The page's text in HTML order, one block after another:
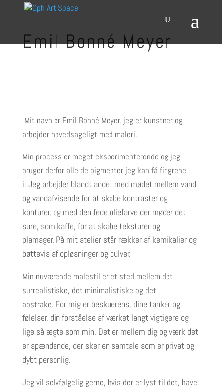
Emil Bonné Meyer
Mit navn er Emil Bonné Meyer, jeg er kunstner og
arbejder hovedsageligt med maleri.
Min process er meget eksperimenterende og jeg
bruger derfor alle de pigmenter jeg kan få fingrene
i. Jeg arbejder blandt andet med mødet mellem vand
og vandafvisende for at skabe kontraster og
konturer, og med den fede oliefarve der møder det
sure, som kaffe, for at skabe teksturer og
plamager. På mit atelier står rækker af kemikalier og
bøttevis af opløsninger og pulver.
Min nuværende malestil er et sted mellem det
surrealistiske, det minimalistiske og det
abstrake. For mig er beskuerens, dine tanker og
følelser, din forståelse af værket langt vigtigere og
lige så ægte som min. Det er mellem dig og værk det
er spændende, der sker en samtale som er privat og
dybt personlig.
Jeg vil selvfølgelig gerne, hvis der er lyst til det, have